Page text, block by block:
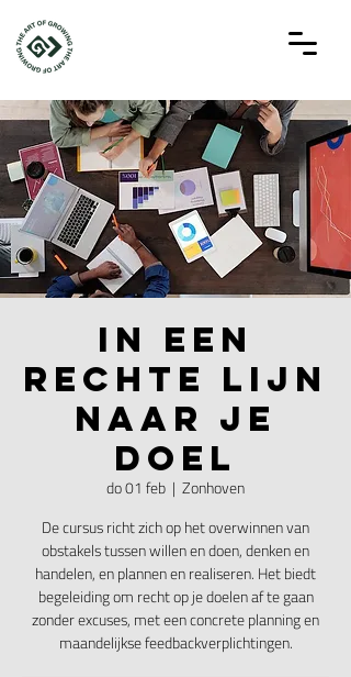
In een
rechte lijn
naar je
doel
do 01 feb
  |
Zonhoven
De cursus richt zich op het overwinnen van
obstakels tussen willen en doen, denken en
handelen, en plannen en realiseren. Het biedt
begeleiding om recht op je doelen af te gaan
zonder excuses, met een concrete planning en
maandelijkse feedbackverplichtingen.